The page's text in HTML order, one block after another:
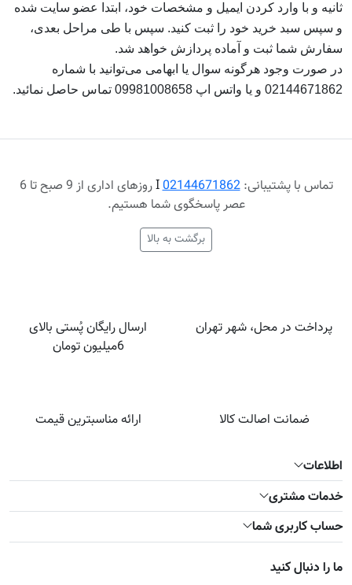
ثانیه و با وارد کردن ایمیل و مشخصات خود، ابتدا عضو سایت شده
و سپس سبد خرید خود را ثبت کنید. سپس با طی مراحل بعدی،
سفارش شما ثبت و آماده پردازش خواهد شد.
در صورت وجود هرگونه سوال یا ابهامی می‌توانید با شماره
02144671862 و یا واتس اپ 09981008658 تماس حاصل نمائید.
تماس با پشتیبانی:02144671862
Ι
روزهای اداری از 9 صبح تا 6
عصر پاسخگوی شما هستیم.
برگشت به بالا
پرداخت در محل، شهر تهران
ارسال رایگان پُستی بالای
6میلیون تومان
ضمانت اصالت کالا ارائه مناسبترین قیمت
اطلاعات
خدمات مشتری
حساب کاربری شما
ما را دنبال کنید